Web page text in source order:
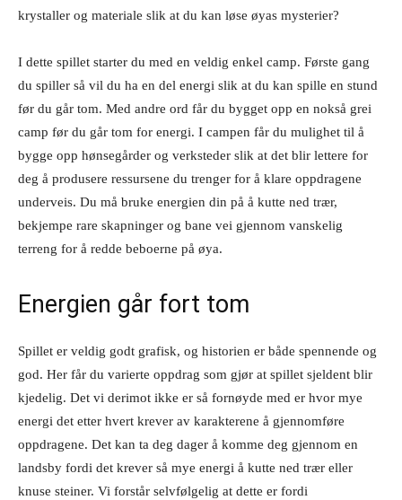
krystaller og materiale slik at du kan løse øyas mysterier?
I dette spillet starter du med en veldig enkel camp. Første gang
du spiller så vil du ha en del energi slik at du kan spille en stund
før du går tom. Med andre ord får du bygget opp en nokså grei
camp før du går tom for energi. I campen får du mulighet til å
bygge opp hønsegårder og verksteder slik at det blir lettere for
deg å produsere ressursene du trenger for å klare oppdragene
underveis. Du må bruke energien din på å kutte ned trær,
bekjempe rare skapninger og bane vei gjennom vanskelig
terreng for å redde beboerne på øya.
Energien går fort tom
Spillet er veldig godt grafisk, og historien er både spennende og
god. Her får du varierte oppdrag som gjør at spillet sjeldent blir
kjedelig. Det vi derimot ikke er så fornøyde med er hvor mye
energi det etter hvert krever av karakterene å gjennomføre
oppdragene. Det kan ta deg dager å komme deg gjennom en
landsby fordi det krever så mye energi å kutte ned trær eller
knuse steiner. Vi forstår selvfølgelig at dette er fordi